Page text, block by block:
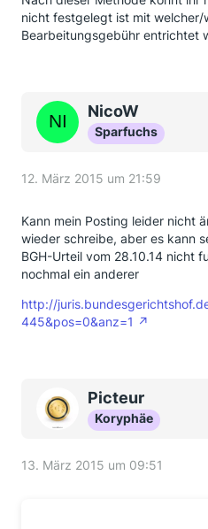
nicht festgelegt ist mit welcher/
Bearbeitungsgebühr entrichtet
NicoW
Sparfuchs
12. März 2015 um 21:59
Kann mein Posting leider nicht
wieder schreibe, aber es kann
BGH-Urteil vom 28.10.14 nicht
nochmal ein anderer
http://
445&pos=0&anz=1
Picteur
Koryphäe
13. März 2015 um 09:51